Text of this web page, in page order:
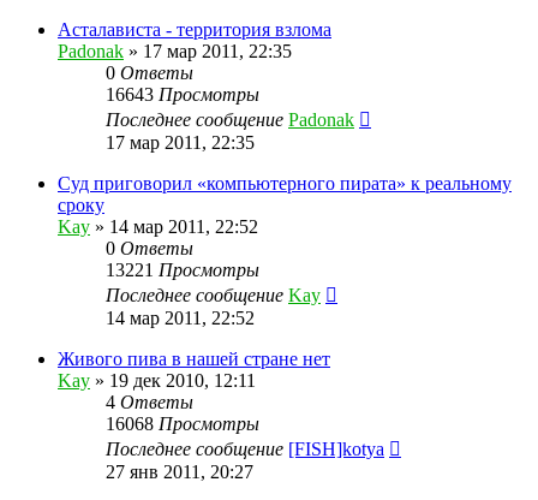
Асталависта - территория взлома
Padonak » 17 мар 2011, 22:35
0 Ответы
16643 Просмотры
Последнее сообщение Padonak
17 мар 2011, 22:35
Суд приговорил «компьютерного пирата» к реальному
сроку
Kay » 14 мар 2011, 22:52
0 Ответы
13221 Просмотры
Последнее сообщение Kay
14 мар 2011, 22:52
Живого пива в нашей стране нет
Kay » 19 дек 2010, 12:11
4 Ответы
16068 Просмотры
Последнее сообщение [FISH]kotya
27 янв 2011, 20:27